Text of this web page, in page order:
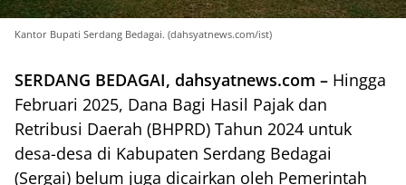
Kantor Bupati Serdang Bedagai. (dahsyatnews.com/ist)
SERDANG BEDAGAI, dahsyatnews.com – Hingga
Februari 2025, Dana Bagi Hasil Pajak dan
Retribusi Daerah (BHPRD) Tahun 2024 untuk
desa-desa di Kabupaten Serdang Bedagai
(Sergai) belum juga dicairkan oleh Pemerintah